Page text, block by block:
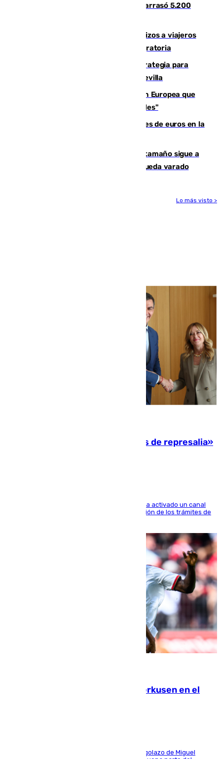
que acabó con la vida de 14 personas y arrasó 5.200
España establece controles fronterizos a viajeros
procedentes de Italia por la presión migratoria
El Ayuntamiento desarrolla una estrategia para
recuperar la identidad patrimonial de Sevilla
España e Italia garantizan a la Unión Europea que
sus controles fronterizos son "temporales"
Sevilla ha invertido más de 6 millones de euros en la
Susto en Marbella: un atún de gran tamaño sigue a
un bañista hasta la orilla de la playa y queda varado
Lo más visto >
Italia responde ante las «medidas de represalia»
El Ministerio de Asuntos Exteriores de Meloni ha activado un canal
de WhatsApp dedicado íntegramente a la gestión de los trámites de
El Sevilla se desinfla ante el Leverkusen en el
El conjunto de Luis García se adelantó con un golazo de Miguel